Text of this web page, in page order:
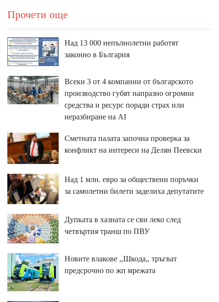
Прочети още
Над 13 000 непълнолетни работят
законно в България
Всеки 3 от 4 компании от българското
производство губят напразно огромни
средства и ресурс поради страх или
неразбиране на AI
Сметната палата започна проверка за
конфликт на интереси на Делян Пеевски
Над 1 млн. евро за обществени поръчки
за самолетни билети заделиха депутатите
Дупката в хазната се сви леко след
четвъртия транш по ПВУ
Новите влакове ,,Шкода,, тръгват
предсрочно по жп мрежата